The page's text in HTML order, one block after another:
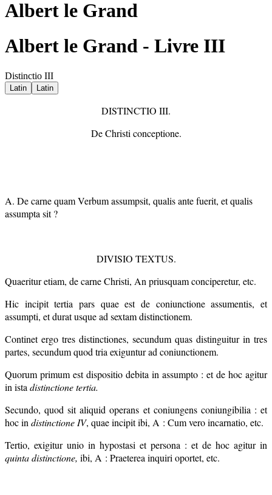
Albert le Grand
Albert le Grand - Livre III
Distinctio III
Latin Latin
DISTINCTIO III.
De Christi conceptione.
A. De carne quam Verbum assumpsit, qualis ante fuerit, et qualis
assumpta sit ?
DIVISIO TEXTUS.
Quaeritur etiam, de carne Christi, An priusquam conciperetur, etc.
Hic incipit tertia pars quae est de coniunctione assumentis, et
assumpti, et durat usque ad sextam distinctionem.
Continet ergo tres distinctiones, secundum quas distinguitur in tres
partes, secundum quod tria exiguntur ad coniunctionem.
Quorum primum est dispositio debita in assumpto : et de hoc agitur
in ista distinctione tertia.
Secundo, quod sit aliquid operans et coniungens coniungibilia : et
hoc in distinctione IV, quae incipit ibi, A : Cum vero incarnatio, etc.
Tertio, exigitur unio in hypostasi et persona : et de hoc agitur in
quinta distinctione, ibi, A : Praeterea inquiri oportet, etc.